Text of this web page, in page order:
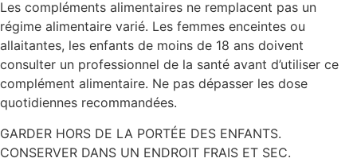
Les compléments alimentaires ne remplacent pas un
régime alimentaire varié. Les femmes enceintes ou
allaitantes, les enfants de moins de 18 ans doivent
consulter un professionnel de la santé avant d’utiliser ce
complément alimentaire. Ne pas dépasser les dose
quotidiennes recommandées.
GARDER HORS DE LA PORTÉE DES ENFANTS.
CONSERVER DANS UN ENDROIT FRAIS ET SEC.